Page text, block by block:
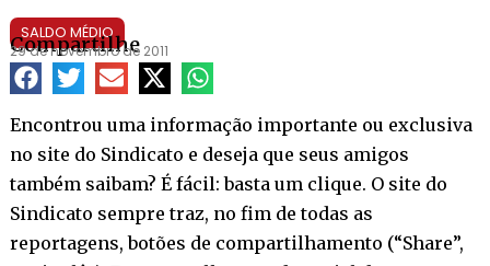
SALDO MÉDIO
Compartilhe
29 de novembro de 2011
Encontrou uma informação importante ou exclusiva
no site do Sindicato e deseja que seus amigos
também saibam? É fácil: basta um clique. O site do
Sindicato sempre traz, no fim de todas as
reportagens, botões de compartilhamento (“Share”,